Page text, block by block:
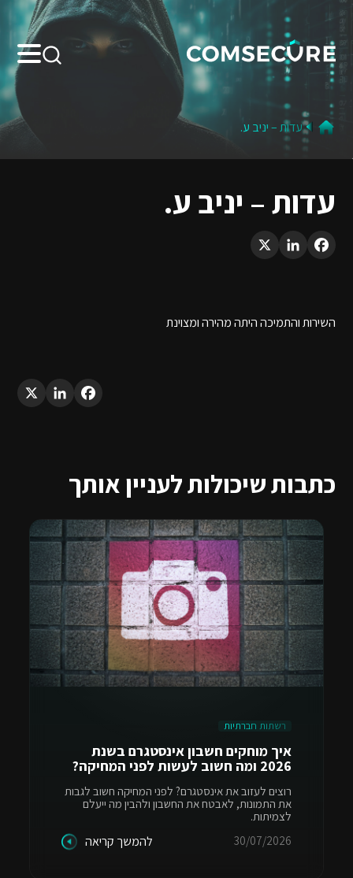
Search:
עדות – יניב ע.
עדות – יניב ע.
Facebook
LinkedIn
X
השירות והתמיכה היתה מהירה ומצוינת
Facebook
LinkedIn
X
כתבות שיכולות לעניין אותך
רשתות חברתיות
איך מוחקים חשבון אינסטגרם בשנת
2026 ומה חשוב לעשות לפני המחיקה?
רוצים לעזוב את אינסטגרם? לפני המחיקה חשוב לגבות
את התמונות, לאבטח את החשבון ולהבין מה ייעלם
לצמיתות.
30/07/2026
להמשך קריאה